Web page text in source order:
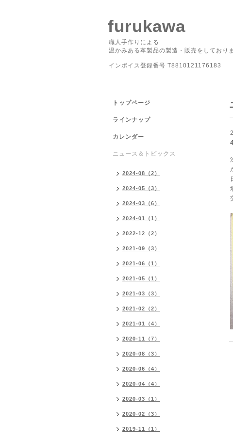
furukawa
職人手作りによる
温かみある革製品の製造・販売をしており
インボイス登録番号 T8810121176183
トップページ
ラインナップ
カレンダー
ニュース＆トピックス
2024-08（2）
2024-05（3）
2024-03（6）
2024-01（1）
2022-12（2）
2021-09（3）
2021-06（1）
2021-05（1）
2021-03（3）
2021-02（2）
2021-01（4）
2020-11（7）
2020-08（3）
2020-06（4）
2020-04（4）
2020-03（1）
2020-02（3）
2019-11（1）